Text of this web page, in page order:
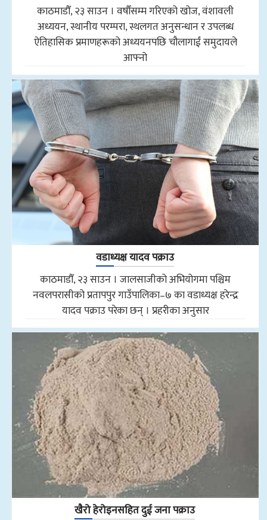
काठमाडौँ, २३ साउन । वर्षौंसम्म गरिएको खोज, वंशावली
अध्ययन, स्थानीय परम्परा, स्थलगत अनुसन्धान र उपलब्ध
ऐतिहासिक प्रमाणहरूको अध्ययनपछि चौलागाईं समुदायले
आफ्नो
वडाध्यक्ष यादव पक्राउ
काठमाडौँ, २३ साउन । जालसाजीको अभियोगमा पश्चिम
नवलपरासीको प्रतापपुर गाउँपालिका–७ का वडाध्यक्ष हरेन्द्र
यादव पक्राउ परेका छन् । प्रहरीका अनुसार
खैरो हेरोइनसहित दुई जना पक्राउ